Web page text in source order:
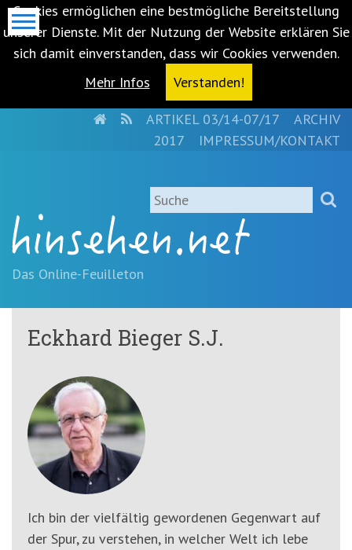
Cookies ermöglichen eine bestmögliche Bereitstellung
unserer Dienste. Mit der Nutzung der Website erklären Sie
sich damit einverstanden, dass wir Cookies verwenden.
Mehr Infos
Verstanden!
springen
(Accesskey
'1')Zur
springen
(Accesskey
springen
(Accesskey
HOMERSSARTIKEL 03/14-07/17
ARCHIV
2017
IMPRESSUM/KONTAKT
Suche
Das Online-Feuilleton
Eckhard Bieger S.J.
Ich bin der vielfältig gewordenen Gegenwart auf
der Spur, zu verstehen, in welcher Welt ich lebe